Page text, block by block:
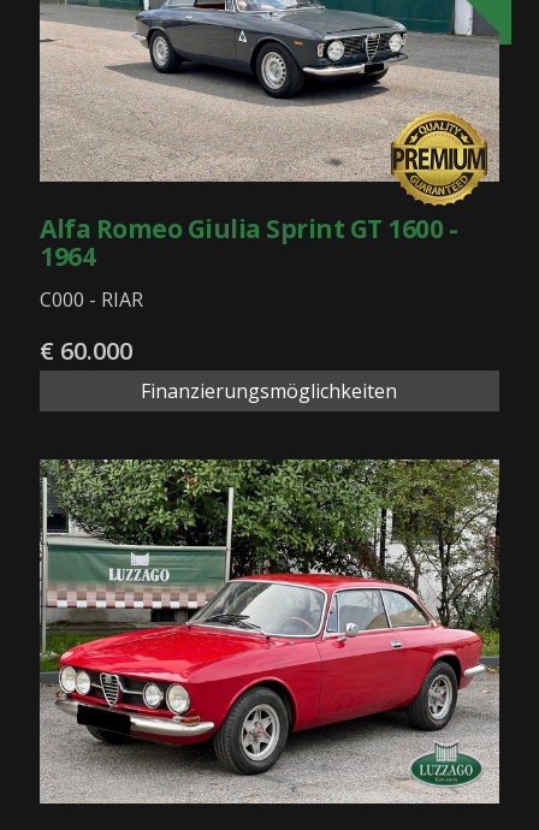
Alfa Romeo Giulia Sprint GT 1600 -
1964
C000 - RIAR
€ 60.000
Finanzierungsmöglichkeiten